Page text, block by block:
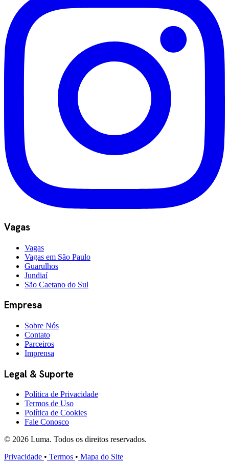
Vagas
Vagas
Vagas em São Paulo
Guarulhos
Jundiaí
São Caetano do Sul
Empresa
Sobre Nós
Contato
Parceiros
Imprensa
Legal & Suporte
Política de Privacidade
Termos de Uso
Política de Cookies
Fale Conosco
© 2026 Luma. Todos os direitos reservados.
Privacidade • Termos • Mapa do Site